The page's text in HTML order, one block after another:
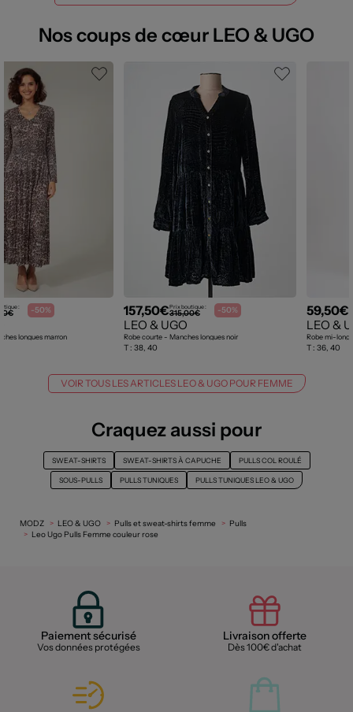
Nos coups de cœur LEO & UGO
: -50%
longues marron
157,50€Prix boutique :
315,00€ -50%
LEO & UGO
Robe courte - Manches longues noir
T : 38, 40
59,50€
LEO &
Robe mi-
T : 36, 40
VOIR TOUS LES ARTICLES LEO & UGO POUR FEMME
Craquez aussi pour
SWEAT-SHIRTS SWEAT-SHIRTS À CAPUCHE PULLS COL ROULÉ
SOUS-PULLS PULLS TUNIQUES PULLS TUNIQUES LEO & UGO
MODZ LEO & UGO Pulls et sweat-shirts femme
Pulls
Leo Ugo Pulls Femme couleur rose
Paiement sécurisé
Vos données protégées
Livraison offerte
Dès 100€ d'achat